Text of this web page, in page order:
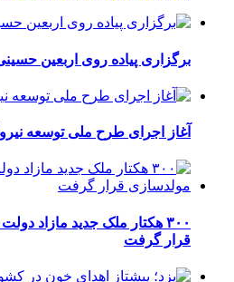
برگزاری پیاده روی اربعین حسینی در ۵۰ نقطه
آغاز اجرای طرح ملی توسعه
۳۰۰ هکتار ملک جدید مازاد
قرار گرفت